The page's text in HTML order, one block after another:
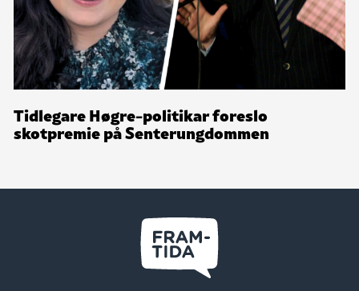
Tidlegare Høgre-politikar foreslo
skotpremie på Senterungdommen